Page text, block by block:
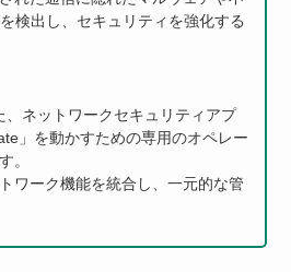
検出し、セキュリティを強化する
、ネットワークセキュリティアプ
」を動かすための専用のオペレー
。
ワーク機能を統合し、一元的な管